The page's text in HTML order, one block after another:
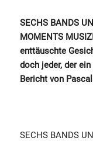
SECHS BANDS
MOMENTS
enttäuschte
doch jeder, der
Bericht von
SECHS BANDS